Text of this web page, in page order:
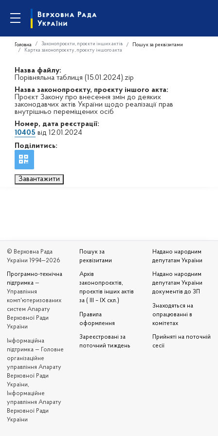
Головна Законопроєкти, проєкти інших актів
Пошук за реквізитами
Картка законопроєкту, проєкту іншого акта
Назва файлу:
Порівняльна таблиця (15.01.2024).zip
Назва законопроєкту, проєкту іншого акта:
Проєкт Закону про внесення змін до деяких
законодавчих актів України щодо реалізації прав
внутрішньо переміщених осіб
Номер, дата реєстрації:
10405 від 12.01.2024
Поділитись:
Завантажити
© Верховна Рада
України 1994—2026
Програмно-технічна
підтримка —
Управління
комп'ютеризованих
систем Апарату
Верховної Ради
України
Iнформаційна
підтримка — Головне
організаційне
управління Апарату
Верховної Ради
України,
Інформаційне
управління Апарату
Верховної Ради
України
Пошук за
реквізитами
Архів
законопроєктів,
проєктів інших актів
за ( III – IX скл.)
Правила
оформлення
Зареєстровані за
поточний тиждень
Надано народним
депутатам України
Надано народним
депутатам України
документів до ЗП
Знаходяться на
опрацюванні в
комітетах
Прийняті на поточній
сесії